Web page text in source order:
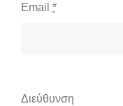
Email *
Διεύθυνση